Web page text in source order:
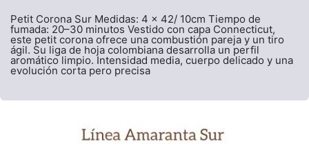
Petit Corona Sur Medidas: 4 x 42/ 10cm Tiempo de
fumada: 20–30 minutos Vestido con capa Connecticut,
este petit corona ofrece una combustión pareja y un tiro
ágil. Su liga de hoja colombiana desarrolla un perfil
aromático limpio. Intensidad media, cuerpo delicado y una
evolución corta pero precisa